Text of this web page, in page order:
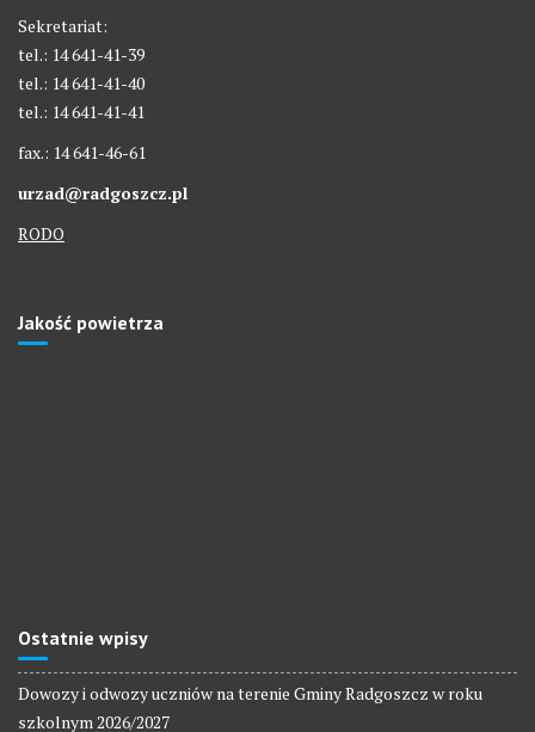
Sekretariat:
tel.: 14 641-41-39
tel.: 14 641-41-40
tel.: 14 641-41-41
fax.: 14 641-46-61
urzad@radgoszcz.pl
RODO
Jakość powietrza
Ostatnie wpisy
Dowozy i odwozy uczniów na terenie Gminy Radgoszcz w roku
szkolnym 2026/2027